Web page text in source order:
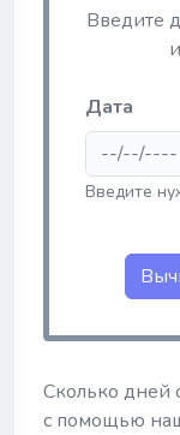
Введите
Дата
Введите
Сколько дней
с помощью